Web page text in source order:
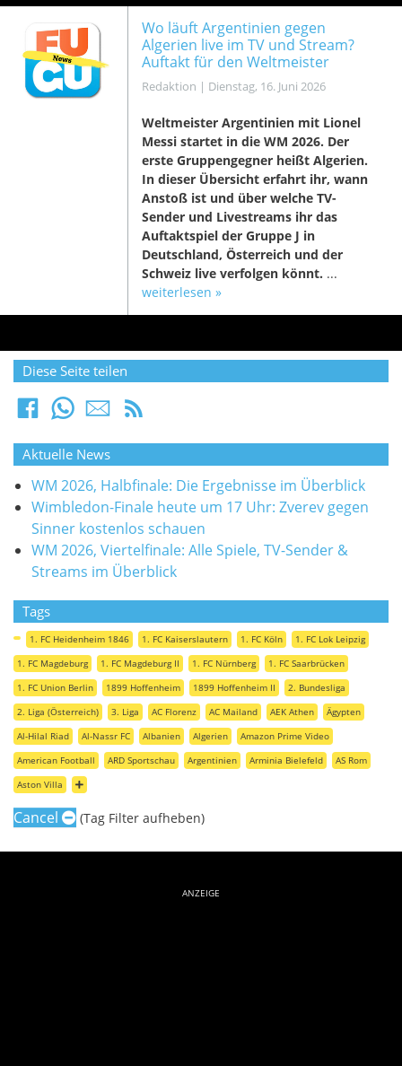
Wo läuft Argentinien gegen
Algerien live im TV und Stream?
Auftakt für den Weltmeister
Redaktion | Dienstag, 16. Juni 2026
Weltmeister Argentinien mit Lionel
Messi startet in die WM 2026. Der
erste Gruppengegner heißt Algerien.
In dieser Übersicht erfahrt ihr, wann
Anstoß ist und über welche TV-
Sender und Livestreams ihr das
Auftaktspiel der Gruppe J in
Deutschland, Österreich und der
Schweiz live verfolgen könnt. ...
weiterlesen »
Diese Seite teilen
Aktuelle News
WM 2026, Halbfinale: Die Ergebnisse im Überblick
Wimbledon-Finale heute um 17 Uhr: Zverev gegen
Sinner kostenlos schauen
WM 2026, Viertelfinale: Alle Spiele, TV-Sender &
Streams im Überblick
Tags
1. FC Heidenheim 1846 1. FC Kaiserslautern 1. FC Köln
1. FC Lok Leipzig
1. FC Magdeburg
1. FC Magdeburg II 1. FC Nürnberg
1. FC Saarbrücken
1. FC Union Berlin
1899 Hoffenheim 1899 Hoffenheim II
2. Bundesliga
2. Liga (Österreich)
3. Liga AC Florenz AC Mailand AEK Athen
Ägypten
Al-Hilal Riad
Al-Nassr FC Albanien Algerien
Amazon Prime Video
American Football
ARD Sportschau Argentinien Arminia Bielefeld
AS Rom
Aston Villa
Cancel (Tag Filter aufheben)
ANZEIGE